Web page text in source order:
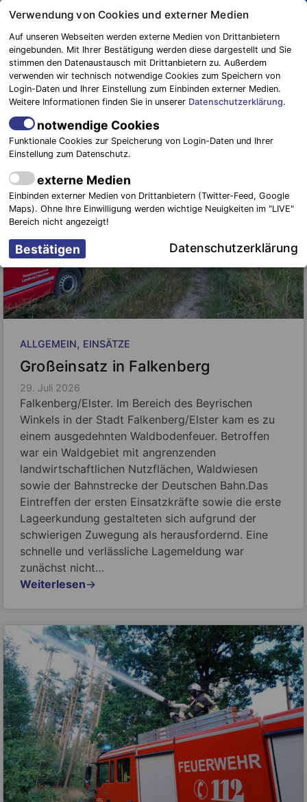
Springe
Inhalt
Blaulichtreport
Elbe-Elster
EINSÄTZE
ALLGEMEIN, EINSÄTZE
Großeinsatz in Falkenberg
29. Juli 2026
Falkenberg/Elster. Im Bereich des Beyrischen
Winkels in der Stadt Falkenberg/Elster kam es zu
einem ausgedehnten Waldbodenfeuer. Betroffen
war ein Waldgebiet mit angrenzenden
landwirtschaftlichen Nutzflächen, Waldwiesen
sowie der Bahnstrecke der Deutschen Bahn.Das
Eintreffen der ersten Einsatzkräfte sowie die erste
Lageerkundung gestalteten sich aufgrund der
schwierigen Zuwegung als herausfordernd. Eine
schnelle und verlässliche Lagemeldung war
zunächst nicht…
Weiterlesen→
Verwendung von Cookies und externer Medien
Auf unseren Webseiten werden externe Medien von Drittanbietern
eingebunden. Mit Ihrer Bestätigung werden diese dargestellt und Sie
stimmen den Datenaustausch mit Drittanbietern zu. Außerdem
verwenden wir technisch notwendige Cookies zum Speichern von
Login-Daten und Ihrer Einstellung zum Einbinden externer Medien.
Weitere Informationen finden Sie in unserer Datenschutzerklärung.
notwendige Cookies
Funktionale Cookies zur Speicherung von Login-Daten und Ihrer
Einstellung zum Datenschutz.
externe Medien
Einbinden externer Medien von Drittanbietern (Twitter-Feed, Google
Maps). Ohne Ihre Einwilligung werden wichtige Neuigkeiten im "LIVE"
Bereich nicht angezeigt!
Datenschutzerklärung